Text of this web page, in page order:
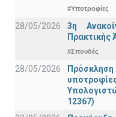
#Υποτροφίες
28/05/2026
3η
Πρακτικής
#Σπουδές
28/05/2026
12367)